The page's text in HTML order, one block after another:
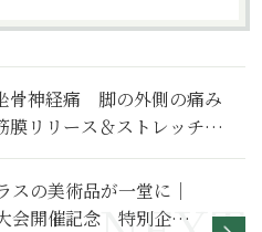
骨神経痛 脚の外側の痛み
膜リリース＆ストレッチ
教室 第24回】
スの美術品が一堂に｜
会開催記念 特別企画